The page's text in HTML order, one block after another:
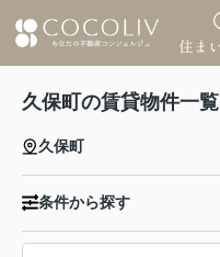
久保町の賃貸物件一覧
久保町
条件から探す